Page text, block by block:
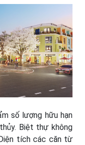
số lượng hữu hạn
Biệt thự không
tích các căn từ